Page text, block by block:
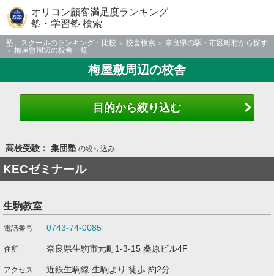
オリコン顧客満足度ランキング
塾・学習塾 検索
塾、スクールのランキング・比較 校舎検索
奈良県の駅・市区町村から探す
梅屋敷周辺の校舎一覧
梅屋敷周辺の校舎
目的から絞り込む
高校受験： 集団塾の絞り込み
KECゼミナール
生駒教室
0743-74-0085
奈良県生駒市元町1-3-15 桑原ビル4F
近鉄生駒線 生駒より 徒歩 約2分